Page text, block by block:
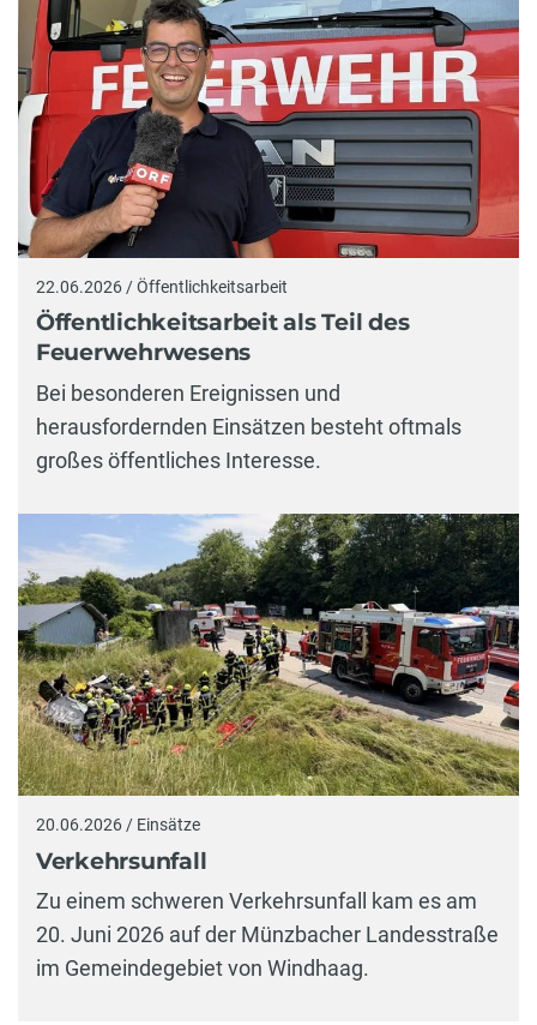
22.06.2026 / Öffentlichkeitsarbeit
Öffentlichkeitsarbeit als Teil des
Feuerwehrwesens
Bei besonderen Ereignissen und
herausfordernden Einsätzen besteht oftmals
großes öffentliches Interesse.
20.06.2026 / Einsätze
Verkehrsunfall
Zu einem schweren Verkehrsunfall kam es am
20. Juni 2026 auf der Münzbacher Landesstraße
im Gemeindegebiet von Windhaag.